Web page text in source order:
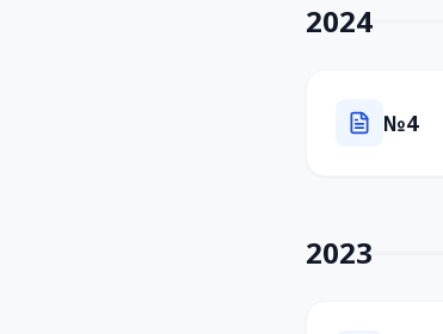
2024
№4
2023